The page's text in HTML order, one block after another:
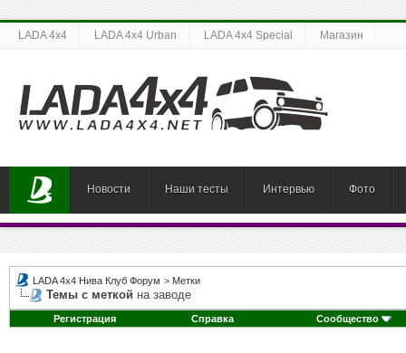
LADA 4x4 LADA 4x4 Urban LADA 4x4 Special Магазин
Новости Наши тесты Интервью Фото
LADA 4x4 Нива Клуб Форум > Метки
Темы с меткой на заводе
Регистрация Справка Сообщество